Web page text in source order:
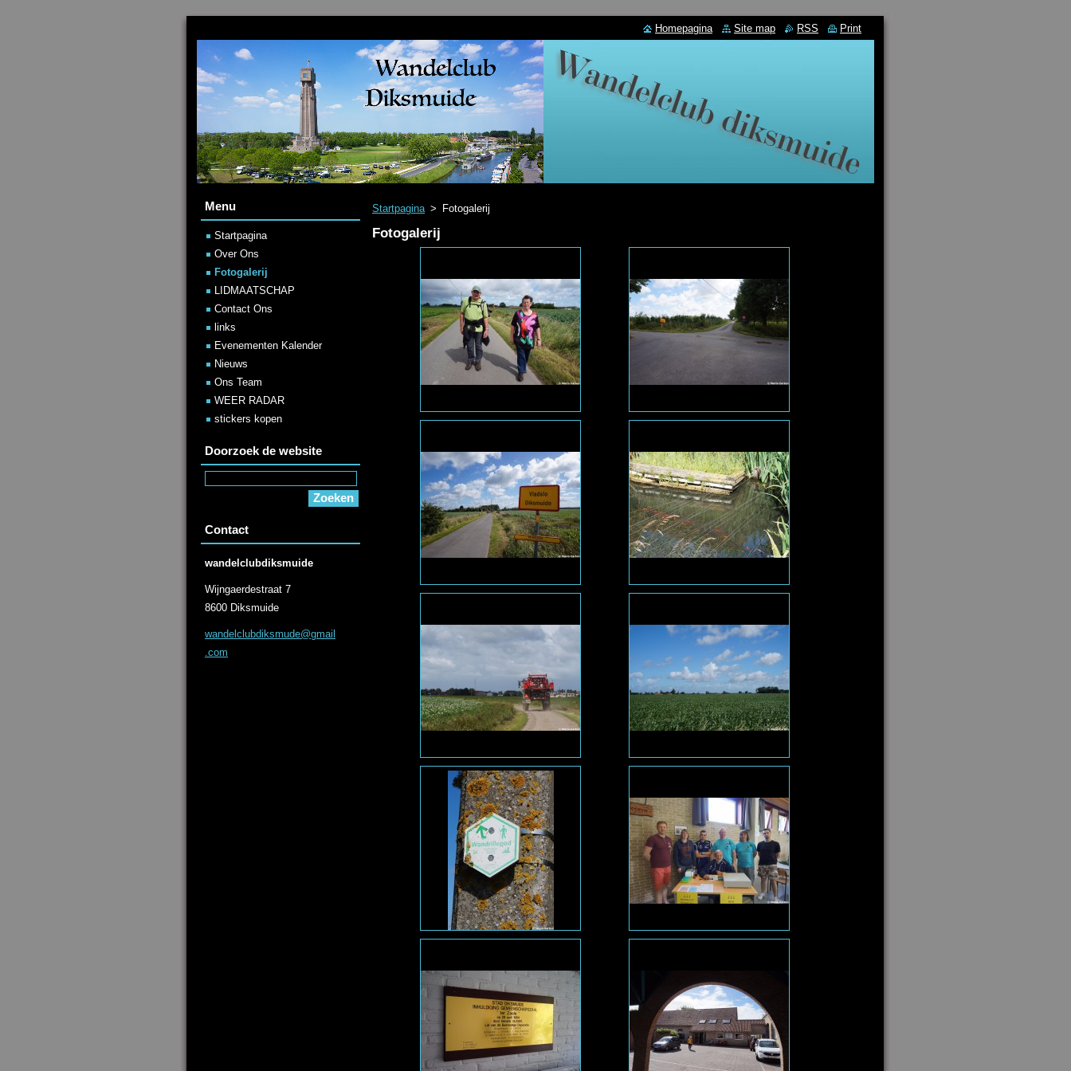
Startpagina > Fotogalerij
Fotogalerij
Menu
Startpagina
Over Ons
Fotogalerij
LIDMAATSCHAP
Contact Ons
links
Evenementen Kalender
Nieuws
Ons Team
WEER RADAR
stickers kopen
Doorzoek de website
Contact
wandelclubdiksmuide
Wijngaerdestraat 7
8600 Diksmuide
wandelcl ubdiksmude@gmail
.com
Homepagina Site map RSS Print